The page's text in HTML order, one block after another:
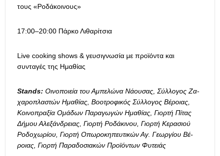
τους «Ροδάκοινους»
17:00–20:00 Πάρκο Λιθαρίτσια
Live cooking shows & γευσιγνωσία με προϊόντα και
συνταγές της Ημαθίας
Stands: Οινοποιεία του Αμπελώνα Νάουσας, Σύλλογος Ζα­
χαροπλαστών Ημαθίας, Βοοτροφικός Σύλλογος Βέροιας,
Κοινοπραξία Ομάδων Παραγωγών Ημαθίας, Γιορτή Πίτας
Δήμου Αλεξάνδρειας, Γιορτή Ροδάκινου, Γιορτή Κερασιού
Ροδοχωρίου, Γιορτή Οπωροκηπευτικών Αγ. Γεωργίου Βέ­
ροιας, Γιορτή Παραδοσιακών Προϊόντων Φυτειάς